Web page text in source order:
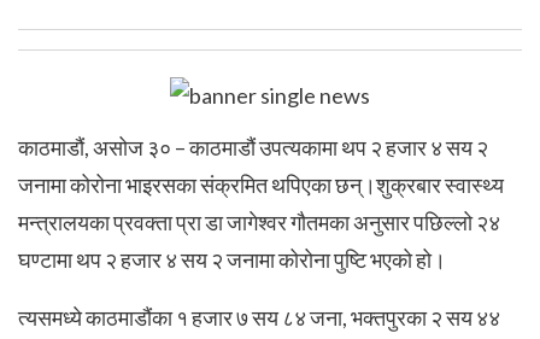
काठमाडौं, असोज ३० – काठमाडौं उपत्यकामा थप २ हजार ४ सय २
जनामा कोरोना भाइरसका संक्रमित थपिएका छन्।शुक्रबार स्वास्थ्य
मन्त्रालयका प्रवक्ता प्रा डा जागेश्वर गौतमका अनुसार पछिल्लो २४
घण्टामा थप २ हजार ४ सय २ जनामा कोरोना पुष्टि भएको हो।
त्यसमध्ये काठमाडौंका १ हजार ७ सय ८४ जना, भक्तपुरका २ सय ४४